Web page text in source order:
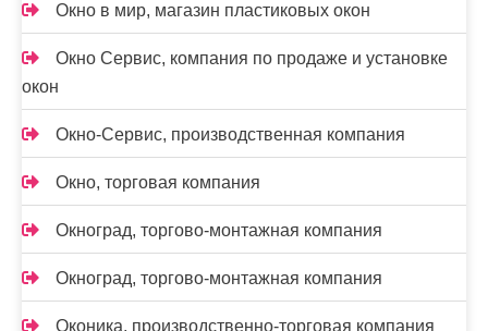
Окно в мир, магазин пластиковых окон
Окно Сервис, компания по продаже и установке
окон
Окно-Сервис, производственная компания
Окно, торговая компания
Окноград, торгово-монтажная компания
Окноград, торгово-монтажная компания
Оконика, производственно-торговая компания